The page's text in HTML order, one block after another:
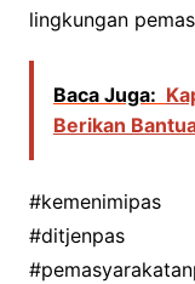
lingkungan
Baca Juga:
Berikan
#kemenimipas
#ditjenpas